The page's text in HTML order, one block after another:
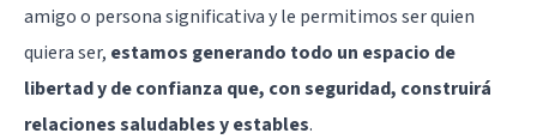
amigo o persona significativa y le permitimos ser quien
quiera ser, estamos generando todo un espacio de
libertad y de confianza que, con seguridad, construirá
relaciones saludables y estables.